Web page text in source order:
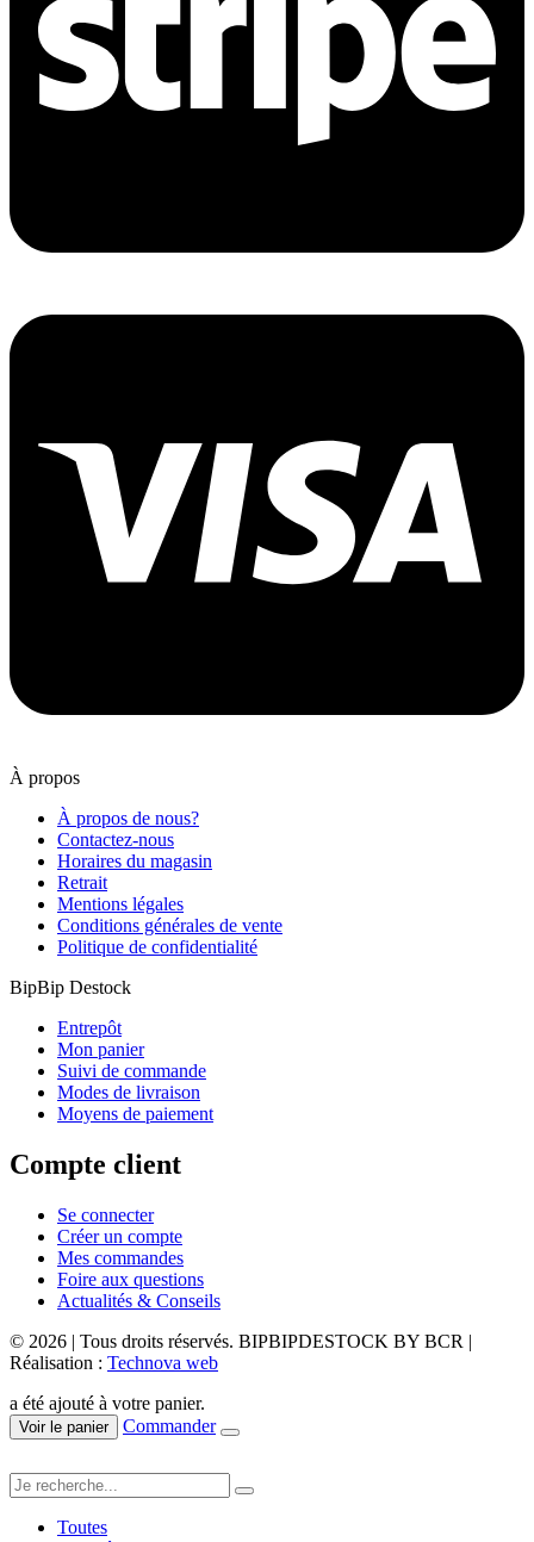
À propos
À propos de nous?
Contactez-nous
Horaires du magasin
Retrait
Mentions légales
Conditions générales de vente
Politique de confidentialité
BipBip Destock
Entrepôt
Mon panier
Suivi de commande
Modes de livraison
Moyens de paiement
Compte client
Se connecter
Créer un compte
Mes commandes
Foire aux questions
Actualités & Conseils
© 2026 | Tous droits réservés. BIPBIPDESTOCK BY BCR |
Réalisation : Technova web
a été ajouté à votre panier.
Voir le panier Commander
Toutes